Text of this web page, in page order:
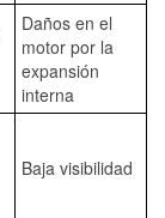
Daños en el
motor por la
expansión
interna
Baja visibilidad